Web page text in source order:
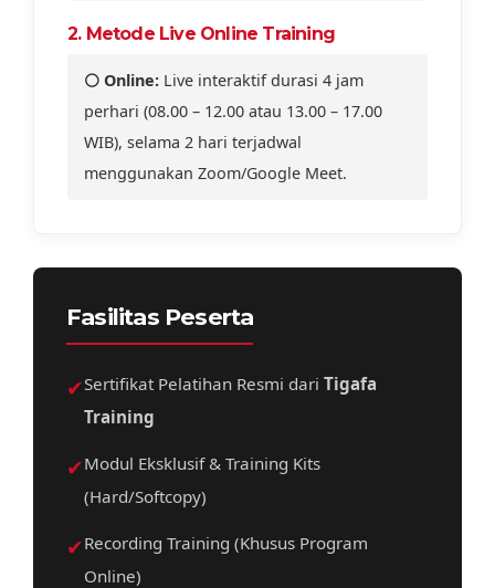
2. Metode Live Online Training
⚪ Online: Live interaktif durasi 4 jam
perhari (08.00 – 12.00 atau 13.00 – 17.00
WIB), selama 2 hari terjadwal
menggunakan Zoom/Google Meet.
Fasilitas Peserta
✔Sertifikat Pelatihan Resmi dari Tigafa
Training
✔Modul Eksklusif & Training Kits
(Hard/Softcopy)
✔Recording Training (Khusus Program
Online)